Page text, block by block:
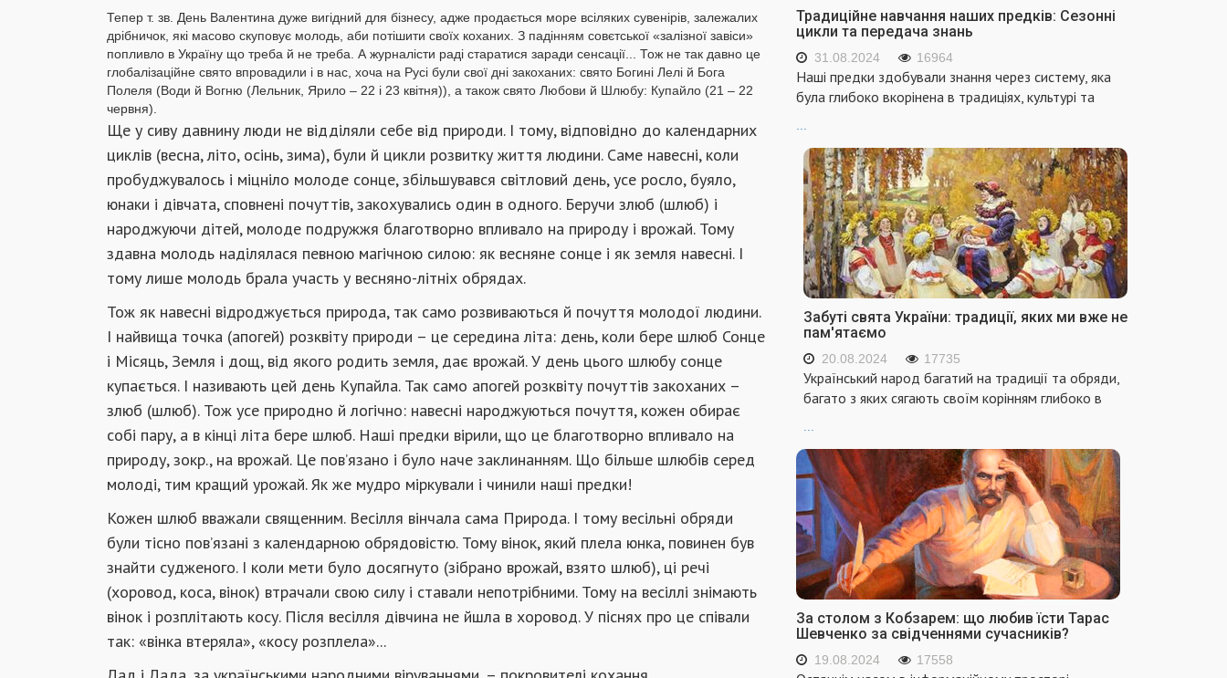
Тепер т. зв. День Валентина дуже вигідний для бізнесу, адже продається море всіляких сувенірів, залежалих
дрібничок, які масово скуповує молодь, аби потішити своїх коханих. З падінням совєтської «залізної завіси»
попливло в Україну що треба й не треба. А журналісти раді старатися заради сенсації... Тож не так давно це
глобалізаційне свято впровадили і в нас, хоча на Русі були свої дні закоханих: свято Богині Лелі й Бога
Полеля (Води й Вогню (Лельник, Ярило – 22 і 23 квітня)), а також свято Любови й Шлюбу: Купайло (21 – 22
червня).
Ще у сиву давнину люди не відділяли себе від природи. І тому, відповідно до календарних
циклів (весна, літо, осінь, зима), були й цикли розвитку життя людини. Саме навесні, коли
пробуджувалось і міцніло молоде сонце, збільшувався світловий день, усе росло, буяло,
юнаки і дівчата, сповнені почуттів, закохувались один в одного. Беручи злюб (шлюб) і
народжуючи дітей, молоде подружжя благотворно впливало на природу і врожай. Тому
здавна молодь наділялася певною магічною силою: як весняне сонце і як земля навесні. І
тому лише молодь брала участь у весняно-літніх обрядах.
Тож як навесні відроджується природа, так само розвиваються й почуття молодої людини.
І найвища точка (апогей) розквіту природи – це середина літа: день, коли бере шлюб Сонце
і Місяць, Земля і дощ, від якого родить земля, дає врожай. У день цього шлюбу сонце
купається. І називають цей день Купайла. Так само апогей розквіту почуттів закоханих –
злюб (шлюб). Тож усе природно й логічно: навесні народжуються почуття, кожен обирає
собі пару, а в кінці літа бере шлюб. Наші предки вірили, що це благотворно впливало на
природу, зокр., на врожай. Це пов’язано і було наче заклинанням. Що більше шлюбів серед
молоді, тим кращий урожай. Як же мудро міркували і чинили наші предки!
Кожен шлюб вважали священним. Весілля вінчала сама Природа. І тому весільні обряди
були тісно пов’язані з календарною обрядовістю. Тому вінок, який плела юнка, повинен був
знайти судженого. І коли мети було досягнуто (зібрано врожай, взято шлюб), ці речі
(хоровод, коса, вінок) втрачали свою силу і ставали непотрібними. Тому на весіллі знімають
вінок і розплітають косу. Після весілля дівчина не йшла в хоровод. У піснях про це співали
так: «вінка втеряла», «косу розплела»...
Традиційне навчання наших предків: Сезонні
цикли та передача знань
31.08.2024 16964
Наші предки здобували знання через систему, яка
була глибоко вкорінена в традиціях, культурі та
...
Забуті свята України: традиції, яких ми вже не
пам'ятаємо
20.08.2024 17735
Український народ багатий на традиції та обряди,
багато з яких сягають своїм корінням глибоко в
...
За столом з Кобзарем: що любив їсти Тарас
Шевченко за свідченнями сучасників?
19.08.2024 17558